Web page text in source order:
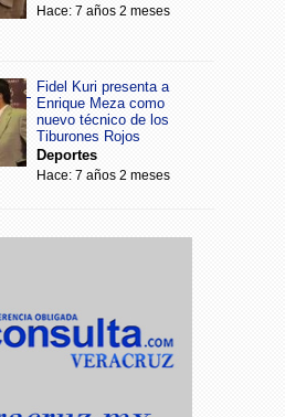
Hace: 7 años 2 meses
Fidel Kuri presenta a
Enrique Meza como
nuevo técnico de los
Tiburones Rojos
Deportes
Hace: 7 años 2 meses